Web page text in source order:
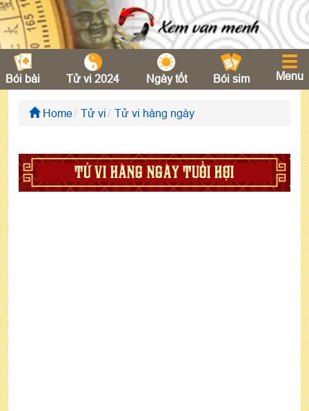
Bói bài Tử vi 2024 Ngày tốt Bói sim Menu
Home Tử vi Tử vi hàng ngày
TỬ VI HÀNG NGÀY TUỔI HỢI